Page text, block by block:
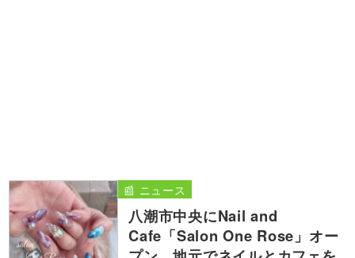
八潮市中央にNail and
Cafe「Salon One Rose」オー
📰 ニュース